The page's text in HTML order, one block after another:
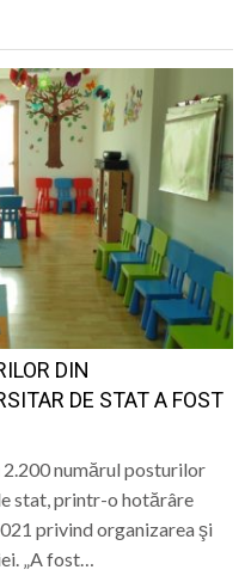
DIN
DE STAT A FOST
2.200 numărul posturilor
stat, printr-o hotărâre
privind organizarea şi
„A fost…